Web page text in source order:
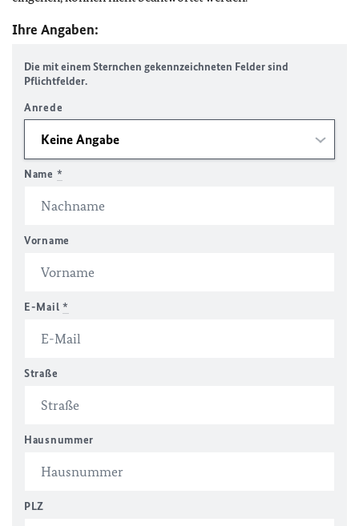
Ihre Angaben:
Die mit einem Sternchen gekennzeichneten Felder sind
Pflichtfelder.
Anrede
Name *
Vorname
E-Mail *
Straße
Hausnummer
PLZ